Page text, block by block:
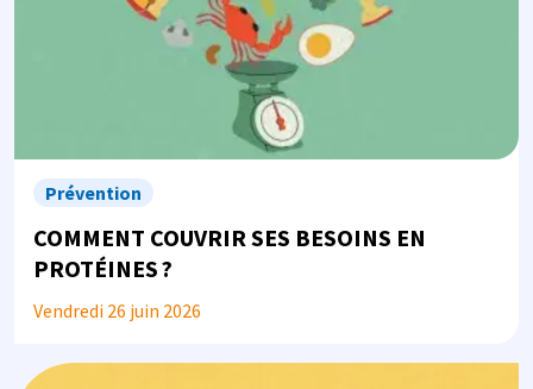
Prévention
COMMENT COUVRIR SES BESOINS EN
PROTÉINES ?
Vendredi 26 juin 2026
Image